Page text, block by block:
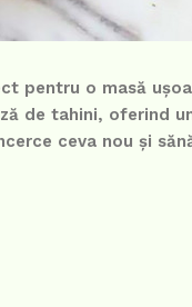
pentru o masă
de tahini, oferind
ceva nou și